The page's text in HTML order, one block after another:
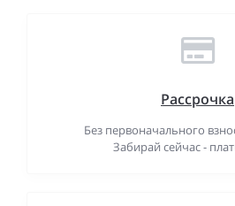
Рассрочка
Без первоначального
Забирай сейчас -